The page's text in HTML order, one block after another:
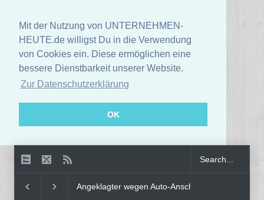
Mit der Nutzung von UNTERNEHMEN-
HEUTE.de willigst Du in die Verwendung
von Cookies ein. Diese ermöglichen eine
bessere Dienstbarkeit unserer Website.
Zur Datenschutzerklärung
OK
Angeklagter wegen Auto-Anschlag in München